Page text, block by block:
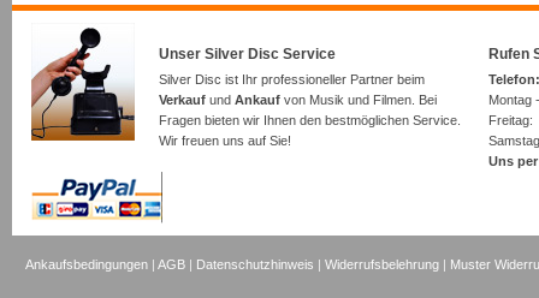
Unser Silver Disc Service
Silver Disc ist Ihr professioneller Partner beim
Verkauf und Ankauf von Musik und Filmen. Bei
Fragen bieten wir Ihnen den bestmöglichen Service.
Wir freuen uns auf Sie!
Rufen
Montag
Uns
Ankaufsbedingungen |AGB | Datenschutzhinweis |Widerrufsbelehrung | Muster